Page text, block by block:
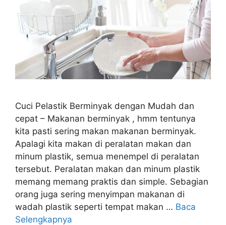
Cuci Pelastik Berminyak dengan Mudah dan
cepat – Makanan berminyak , hmm tentunya
kita pasti sering makan makanan berminyak.
Apalagi kita makan di peralatan makan dan
minum plastik, semua menempel di peralatan
tersebut. Peralatan makan dan minum plastik
memang memang praktis dan simple. Sebagian
orang juga sering menyimpan makanan di
wadah plastik seperti tempat makan … Baca
Selengkapnya